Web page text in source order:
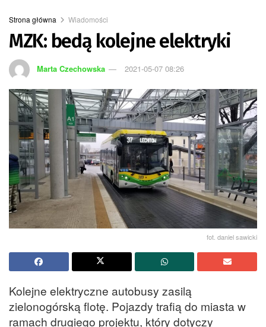
Strona główna Wiadomości
MZK: bedą kolejne elektryki
Marta Czechowska 2021-05-07 08:26
fot. daniel sawicki
Kolejne elektryczne autobusy zasilą
zielonogórską flotę. Pojazdy trafią do miasta w
ramach drugiego projektu, który dotyczy